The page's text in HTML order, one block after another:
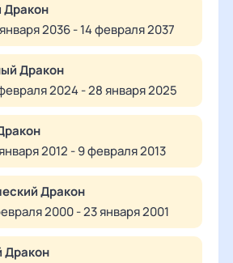
Дракон
2036 - 14 февраля 2037
Дракон
2024 - 28 января 2025
2012 - 9 февраля 2013
Дракон
2000 - 23 января 2001
Дракон